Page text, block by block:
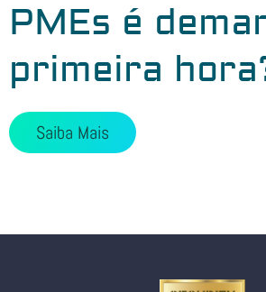
PMEs é
primeira
Saiba Mais